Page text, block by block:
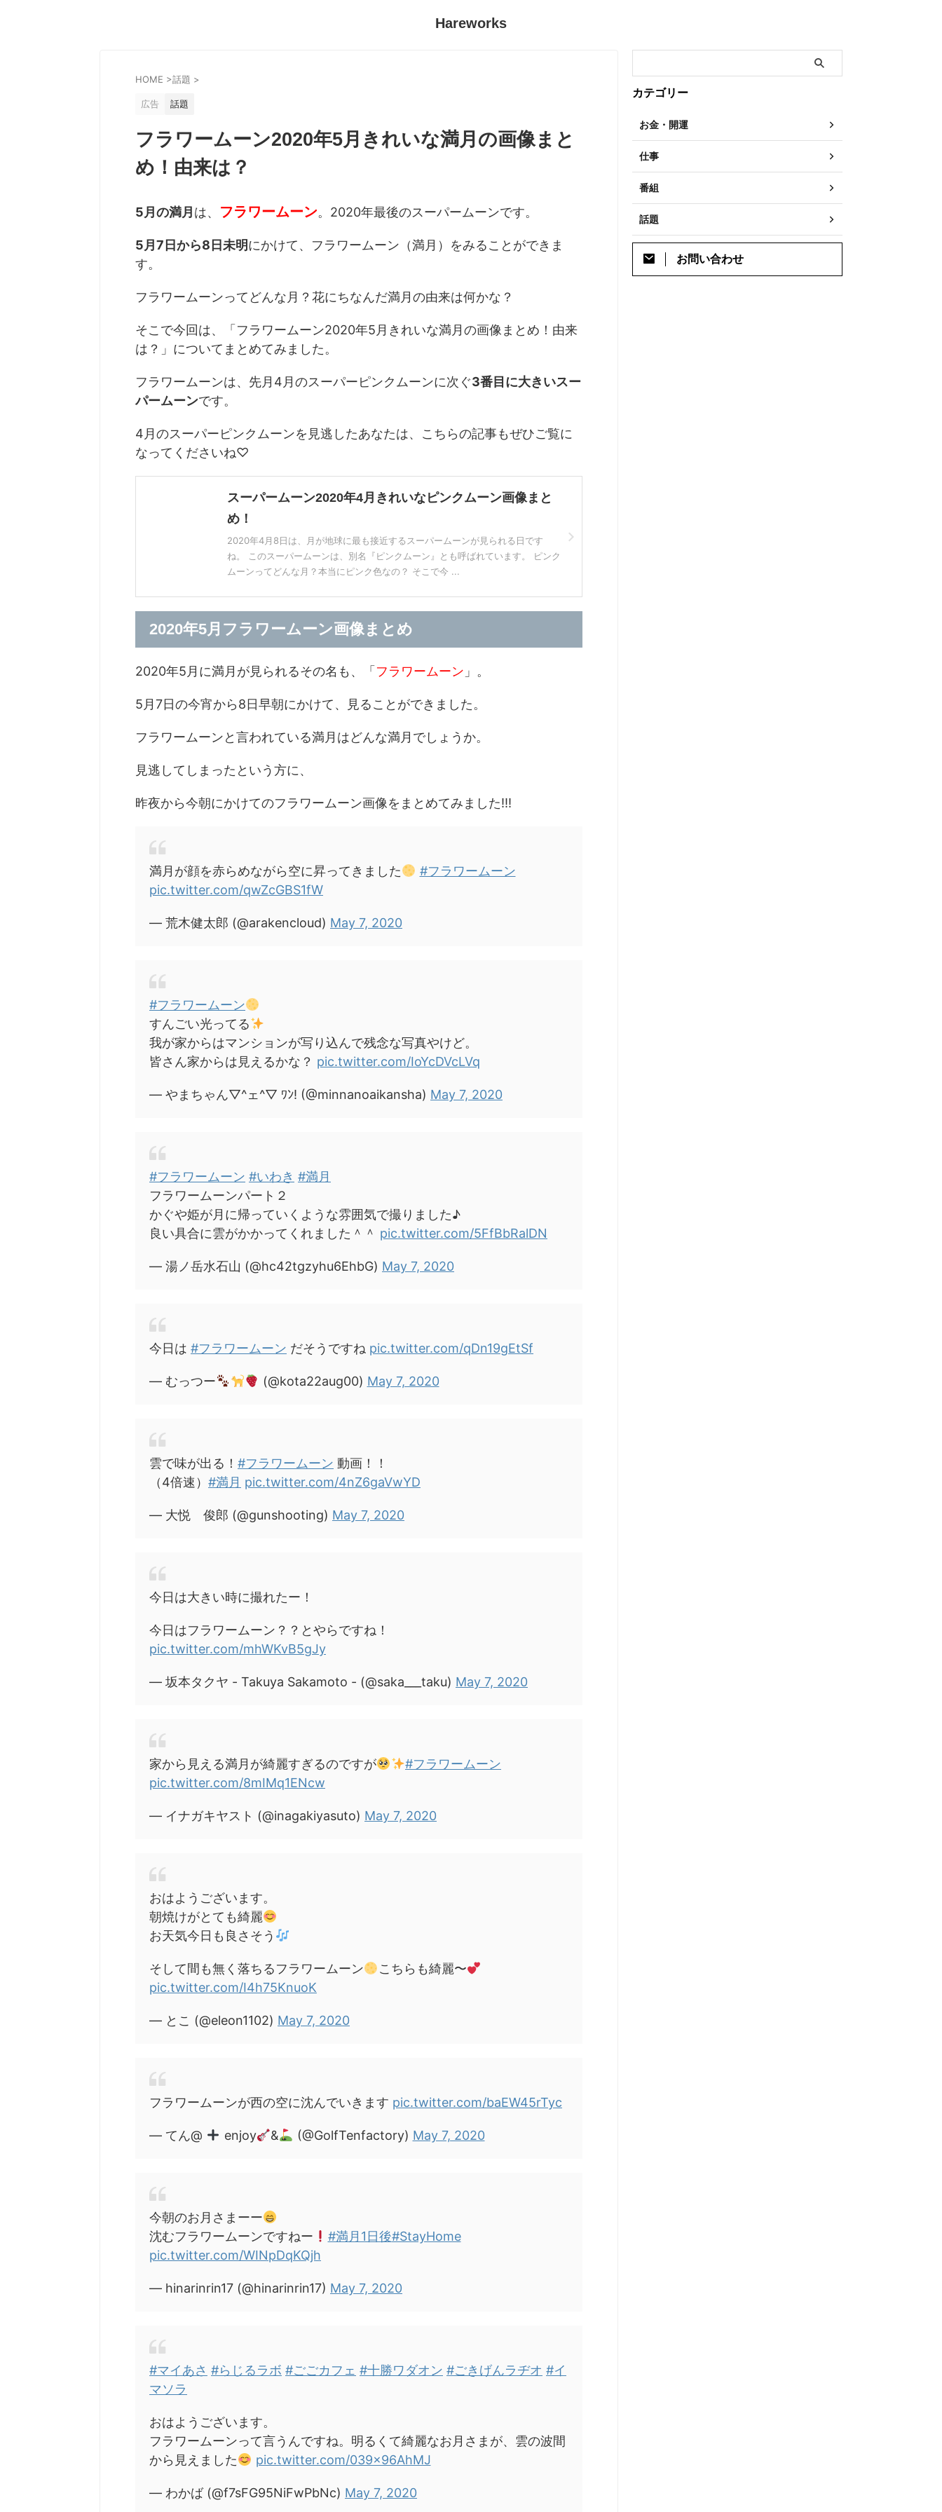
Hareworks
HOME >話題 >
広告 話題
フラワームーン2020年5月きれいな満月の画像まと
め！由来は？
5月の満月 は、 フラワームーン。2020年最後のスーパームーンです。
5月7日から8日未明にかけて、フラワームーン（満月）をみることができま
す。
フラワームーンってどんな月？花にちなんだ満月の由来は何かな？
そこで今回は、「フラワームーン2020年5月きれいな満月の画像まとめ！由来
は？」についてまとめてみました。
フラワームーンは、先月4月のスーパーピンクムーンに次ぐ3番目に大きいスー
パームーンです。
4月のスーパーピンクムーンを見逃したあなたは、こちらの記事もぜひご覧に
なってくださいね♡
スーパームーン2020年4月きれいなピンクムーン画像まと
め！
2020年4月8日は、月が地球に最も接近するスーパームーンが見られる日です
ね。 このスーパームーンは、別名『ピンクムーン』とも呼ばれています。 ピンク
ムーンってどんな月？本当にピンク色なの？ そこで今 ...
2020年5月フラワームーン画像まとめ
2020年5月に満月が見られるその名も、「 フラワームーン 」。
5月7日の今宵から8日早朝にかけて、見ることができました。
フラワームーンと言われている満月はどんな満月でしょうか。
見逃してしまったという方に、
昨夜から今朝にかけてのフラワームーン画像をまとめてみました!!!
満月が顔を赤らめながら空に昇ってきました
#フラワームーン
pic.twitter.com/qwZcGBS1fW
— 荒木健太郎 (@arakencloud) May 7, 2020
#フラワームーン
すんごい光ってる
我が家からはマンションが写り込んで残念な写真やけど。
皆さん家からは見えるかな？ pic.twitter.com/IoYcDVcLVq
— やまちゃん▽^ェ^▽ ﾜﾝ! (@minnanoaikansha) May 7, 2020
#フラワームーン #いわき #満月
フラワームーンパート２
かぐや姫が月に帰っていくような雰囲気で撮りました♪
良い具合に雲がかかってくれました＾＾ pic.twitter.com/5FfBbRalDN
— 湯ノ岳水石山 (@hc42tgzyhu6EhbG) May 7, 2020
今日は #フラワームーン だそうですね pic.twitter.com/qDn19gEtSf
— むっつー (@kota22aug00) May 7, 2020
雲で味が出る！ #フラワームーン 動画！！
（4倍速） #満月 pic.twitter.com/4nZ6gaVwYD
— 大悦 俊郎 (@gunshooting) May 7, 2020
今日は大きい時に撮れたー！
今日はフラワームーン？？とやらですね！
pic.twitter.com/mhWKvB5gJy
— 坂本タクヤ - Takuya Sakamoto - (@saka___taku) May 7, 2020
家から見える満月が綺麗すぎるのですが
#フラワームーン
pic.twitter.com/8mIMq1ENcw
— イナガキヤスト (@inagakiyasuto) May 7, 2020
おはようございます。
朝焼けがとても綺麗
お天気今日も良さそう
そして間も無く落ちるフラワームーン
こちらも綺麗〜
pic.twitter.com/I4h75KnuoK
— とこ (@eleon1102) May 7, 2020
フラワームーンが西の空に沈んでいきます pic.twitter.com/baEW45rTyc
— てん@ enjoy & (@GolfTenfactory) May 7, 2020
今朝のお月さまーー
沈むフラワームーンですねー
#満月1日後#StayHome
pic.twitter.com/WINpDqKQjh
— hinarinrin17 (@hinarinrin17) May 7, 2020
#マイあさ #らじるラボ #ごごカフェ #十勝ワダオン #ごきげんラヂオ #イ
マソラ
おはようございます。
フラワームーンって言うんですね。明るくて綺麗なお月さまが、雲の波間
から見えました
pic.twitter.com/039x96AhMJ
— わかば (@f7sFG95NiFwPbNc) May 7, 2020
カテゴリー
お金・開運
仕事
番組
話題
お問い合わせ